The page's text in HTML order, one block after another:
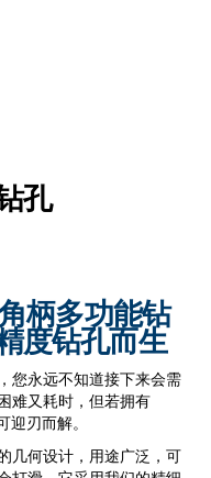
孔
柄多功能钻
度钻孔而生
您永远不知道接下来会需
难又耗时，但若拥有
刃而解。
几何设计，用途广泛，可